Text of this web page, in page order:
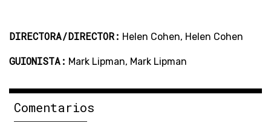
DIRECTORA/DIRECTOR: Helen Cohen, Helen Cohen
GUIONISTA: Mark Lipman, Mark Lipman
Comentarios